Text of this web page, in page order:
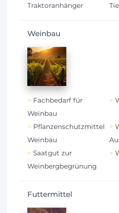
Traktoranhänger
Weinbau
Fachbedarf für
Weinbau
Pflanzenschutzmittel
Weinbau
Saatgut zur
Weinbergbegrünung
Futtermittel